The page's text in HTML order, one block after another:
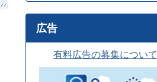
広告
有料広告の募集について